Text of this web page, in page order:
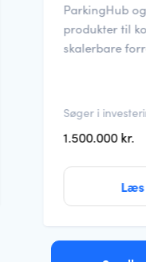
ParkingHub
produkter til
skalerbare
Søger i
1.500.000 kr.
Læs